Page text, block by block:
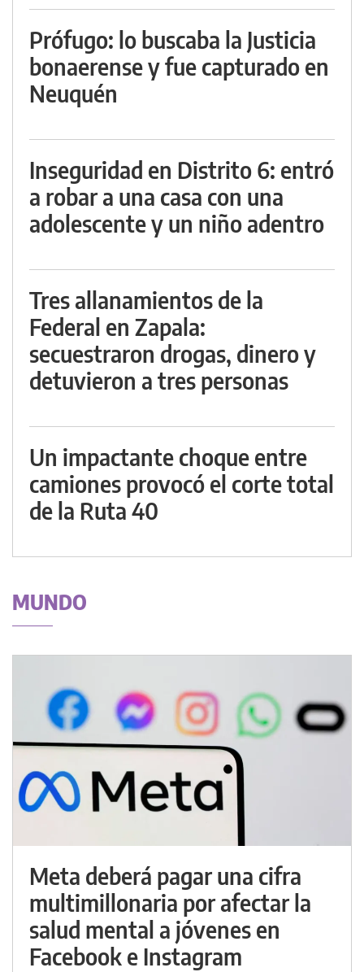
Prófugo: lo buscaba la Justicia
bonaerense y fue capturado en
Neuquén
Inseguridad en Distrito 6: entró
a robar a una casa con una
adolescente y un niño adentro
Tres allanamientos de la
Federal en Zapala:
secuestraron drogas, dinero y
detuvieron a tres personas
Un impactante choque entre
camiones provocó el corte total
de la Ruta 40
MUNDO
Meta deberá pagar una cifra
multimillonaria por afectar la
salud mental a jóvenes en
Facebook e Instagram